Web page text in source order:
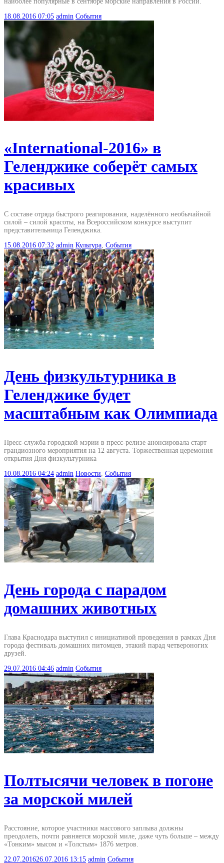
18.08.2016 07:05 admin События
«International-2016» в
Геленджике соберёт самых
красивых
С составе отряда быстрого реагирования, наделённого необычайной
силой – силой красоты, на Всероссийском конкурсе выступит
представительница Геленджика.
15.08.2016 07:32 admin Культура События
День физкультурника в
Геленджике будет
масштабным как Олимпиада
Пресс-служба городской мэрии в пресс-релизе анонсировала старт
грандиозного мероприятия на 12 августа. Торжественная церемония
открытия Дня физкультурника
10.08.2016 04:24 admin Новости События
День города с парадом
домашних животных
Глава Краснодара выступил с инициативой проведения в рамках Дня
города фестиваль домашних питомцев, этакий парад четвероногих
друзей.
29.07.2016 04:46 admin События
Полтысячи человек в погоне
за морской милей
Расстояние, которое участники массового заплыва должны
преодолеть, почти равняется морской миле, даже чуть больше – между
«Тонким» мысом и «Толстым» 1876 метров.
22.07.201626.07.2016 13:15 admin События